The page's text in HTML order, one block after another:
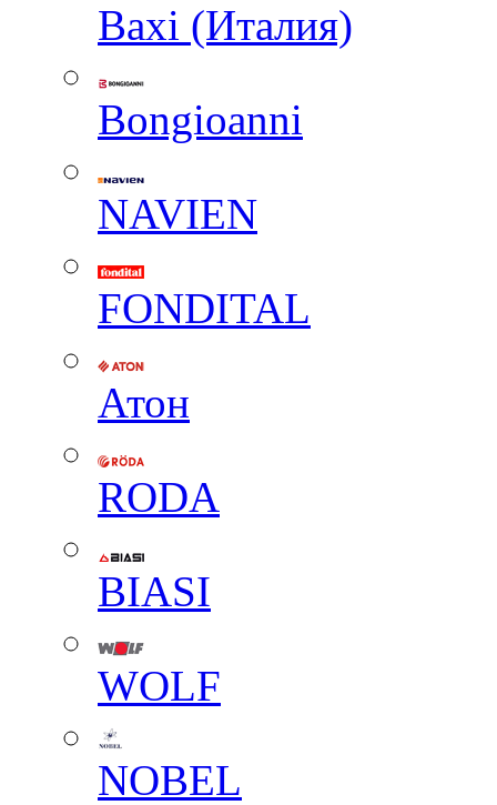
Baxi (Италия)
Вongioanni
NAVIEN
FONDITAL
Атон
RODA
BIASI
WOLF
NOBEL